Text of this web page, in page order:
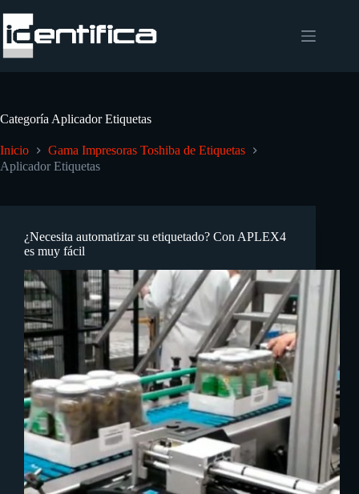
Categoría Aplicador Etiquetas
Inicio
Gama Impresoras Toshiba de Etiquetas
Aplicador Etiquetas
¿Necesita automatizar su etiquetado? Con APLEX4
es muy fácil